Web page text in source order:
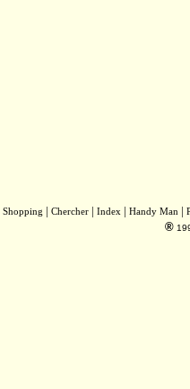
Shopping | Chercher| Index| Handy Man|
®